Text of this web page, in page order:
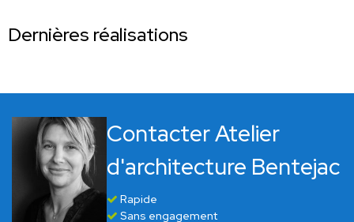
Dernières réalisations
Contacter Atelier
d'architecture Bentejac
Rapide
Sans engagement